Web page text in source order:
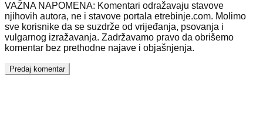
VAŽNA NAPOMENA: Komentari odražavaju stavove
njihovih autora, ne i stavove portala etrebinje.com. Molimo
sve korisnike da se suzdrže od vrijeđanja, psovanja i
vulgarnog izražavanja. Zadržavamo pravo da obrišemo
komentar bez prethodne najave i objašnjenja.